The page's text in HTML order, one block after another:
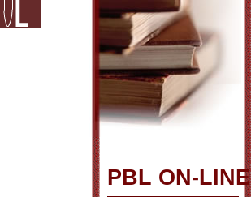
PBL ON-LINE